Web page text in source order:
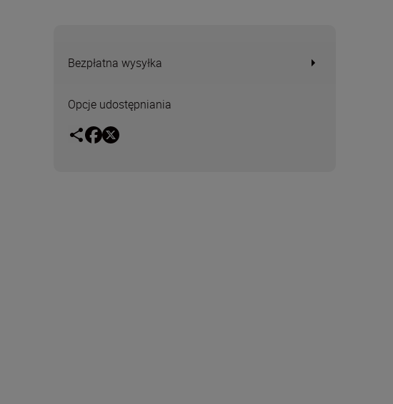
Bezpłatna wysyłka
Opcje udostępniania